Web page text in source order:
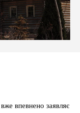
впевнено заявляє